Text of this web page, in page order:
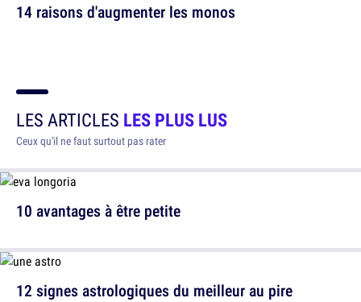
14 raisons d'augmenter les monos
LES ARTICLES LES PLUS LUS
Ceux qu'il ne faut surtout pas rater
10 avantages à être petite
12 signes astrologiques du meilleur au pire